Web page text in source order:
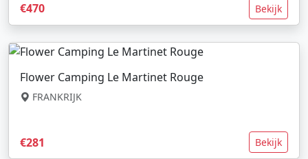
€470 Bekijk
Flower Camping Le Martinet Rouge
FRANKRIJK
€281 Bekijk